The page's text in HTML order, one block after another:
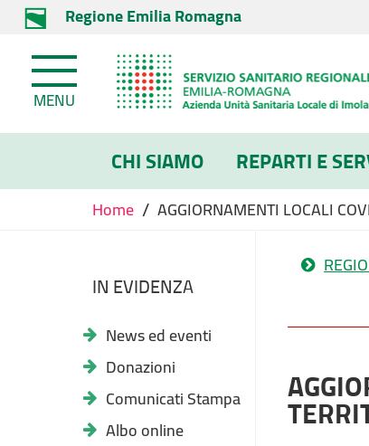
Regione Emilia Romagna
MENU
CHI SIAMO REPARTI E
Home / AGGIORNAMENTI LOCALI
IN EVIDENZA
News ed eventi
Donazioni
Comunicati Stampa
Albo online